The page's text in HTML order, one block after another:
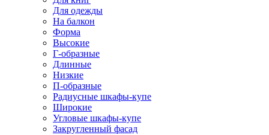
Для одежды
На балкон
Форма
Высокие
Г-образные
Длинные
Низкие
П-образные
Радиусные шкафы-купе
Широкие
Угловые шкафы-купе
Закругленный фасад